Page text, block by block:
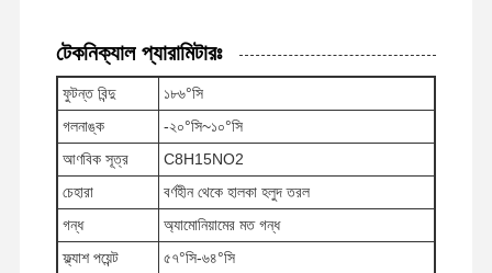
বাড়ি পণ্য
টেকনিক্যাল প্যারামিটারঃ
ফুটন্ত বিন্দু
১৮৬°সি
গলনাঙ্ক
-২০°সি~১০°সি
আণবিক সূত্র
C8H15NO2
চেহারা
বর্ণহীন থেকে হালকা হলুদ তরল
গন্ধ
অ্যামোনিয়ামের মত গন্ধ
ফ্ল্যাশ পয়েন্ট
৫৭°সি-৬৪°সি